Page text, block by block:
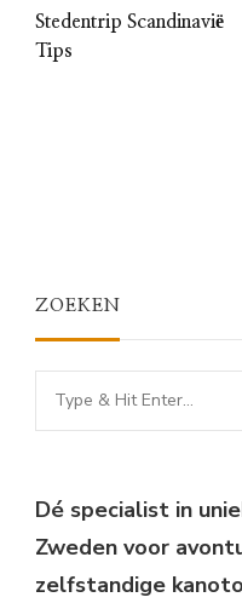
Stedentrip Scandinavië
Tips
ZOEKEN
Looking
for
Dé specialist in
Zweden voor
zelfstandige